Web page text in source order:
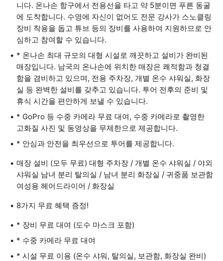
니다. 온나손 항구에서 전용선을 타고 약 5분이면 푸른 동굴
에 도착합니다. 수영에 자신이 없어도 전문 강사가 스노클링
장비 착용을 돕고 튜브 등의 장비를 사용하여 지원하므로 안
심하고 참여할 수 있습니다.
* 온나손 최대 규모의 대형 시설로 깨끗하고 설비가 완비된
매장입니다. 남국의 온나손에 위치한 매장은 쾌적함과 청결
함을 겸비하고 있으며, 전용 주차장, 개별 온수 샤워실, 화장
실 등 완벽한 설비를 갖추고 있습니다. 투어 전후의 준비 및
휴식 시간을 편안하게 보낼 수 있습니다.
* GoPro 등 수중 카메라 무료 대여, 수중 카메라로 촬영한
고화질 사진 및 동영상을 무제한으로 제공합니다.
* 안심과 안전을 최우선으로 투어를 제공합니다.
매장 설비 (모두 무료) 대형 주차장 / 개별 온수 샤워실 / 야외
샤워실 남녀 분리 탈의실 / 남녀 분리 화장실 / 귀중품 보관함
여성용 헤어드라이어 / 화장실
8가지 무료 혜택 증정!
* 장비 무료 대여 (도수 마스크 포함)
* 수중 카메라 무료 대여
* 시설 무료 이용 (온수 샤워, 탈의실, 보관함, 화장실 완비)